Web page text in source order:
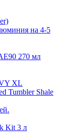
на 4-5
270 мл
XL
Tumbler Shale
Kit 3 л